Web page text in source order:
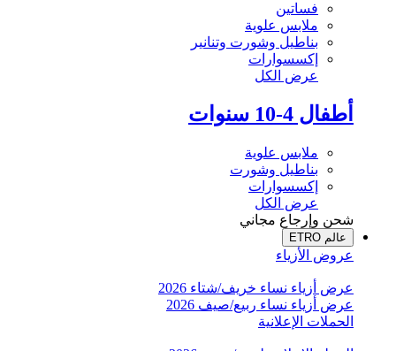
فساتين
ملابس علوية
بناطيل وشورت وتنانير
إكسسوارات
عرض الكل
أطفال 4-10 سنوات
ملابس علوية
بناطيل وشورت
إكسسوارات
عرض الكل
شحن وإرجاع مجاني
عالم ETRO
عروض الأزياء
عرض أزياء نساء خريف/شتاء 2026
عرض أزياء نساء ربيع/صيف 2026
الحملات الإعلانية